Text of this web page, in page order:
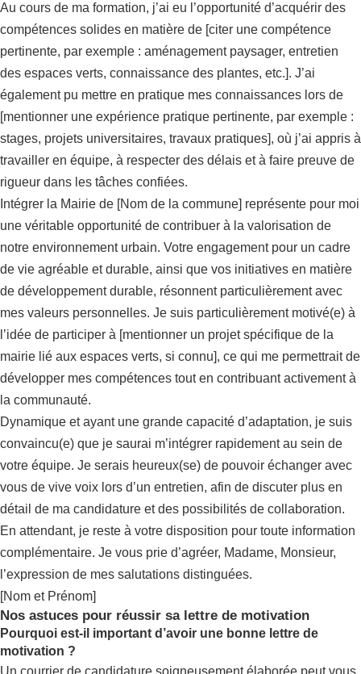
Au cours de ma formation, j’ai eu l’opportunité d’acquérir des
compétences solides en matière de [citer une compétence
pertinente, par exemple : aménagement paysager, entretien
des espaces verts, connaissance des plantes, etc.]. J’ai
également pu mettre en pratique mes connaissances lors de
[mentionner une expérience pratique pertinente, par exemple :
stages, projets universitaires, travaux pratiques], où j’ai appris à
travailler en équipe, à respecter des délais et à faire preuve de
rigueur dans les tâches confiées.
Intégrer la Mairie de [Nom de la commune] représente pour moi
une véritable opportunité de contribuer à la valorisation de
notre environnement urbain. Votre engagement pour un cadre
de vie agréable et durable, ainsi que vos initiatives en matière
de développement durable, résonnent particulièrement avec
mes valeurs personnelles. Je suis particulièrement motivé(e) à
l’idée de participer à [mentionner un projet spécifique de la
mairie lié aux espaces verts, si connu], ce qui me permettrait de
développer mes compétences tout en contribuant activement à
la communauté.
Dynamique et ayant une grande capacité d’adaptation, je suis
convaincu(e) que je saurai m’intégrer rapidement au sein de
votre équipe. Je serais heureux(se) de pouvoir échanger avec
vous de vive voix lors d’un entretien, afin de discuter plus en
détail de ma candidature et des possibilités de collaboration.
En attendant, je reste à votre disposition pour toute information
complémentaire. Je vous prie d’agréer, Madame, Monsieur,
l’expression de mes salutations distinguées.
[Nom et Prénom]
Nos astuces pour réussir sa lettre de motivation
Pourquoi est-il important d’avoir une bonne lettre de
motivation ?
Un courrier de candidature soigneusement élaborée peut vous